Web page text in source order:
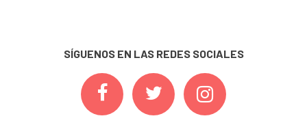
SÍGUENOS EN LAS REDES SOCIALES